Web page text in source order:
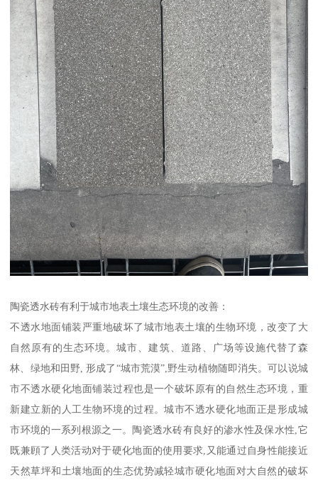
陶瓷透水砖有利于城市地表土壤生态环境的改善：
不透水地面铺装严重地破坏了城市地表土壤的生物环境，改变了大
自然原有的生态环境。城市、建筑、道路、广场等设施代替了森
林、绿地和田野, 形成了“城市荒漠”,野生动植物随即消失。可以说城
市不透水硬化地面铺装过程也是一个破坏原有的自然生态环境，重
新建立新的人工生物环境的过程。城市不透水硬化地面正是形成城
市环境的一系列根源之一。陶瓷透水砖有良好的渗水性及保水性,它
既兼頋了人类活动对于硬化地面的使用要求,又能通过自身性能接近
天然草坪和土壤地面的生态优势减轻城市硬化地面对大自然的破坏